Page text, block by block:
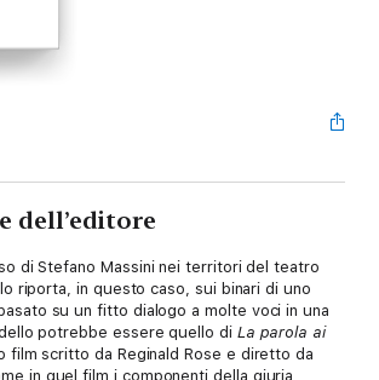
dell’editore
di Stefano Massini nei territori del teatro
riporta, in questo caso, sui binari di uno
su un fitto dialogo a molte voci in una
potrebbe essere quello di La parola ai
film scritto da Reginald Rose e diretto da
in quel film i componenti della giuria